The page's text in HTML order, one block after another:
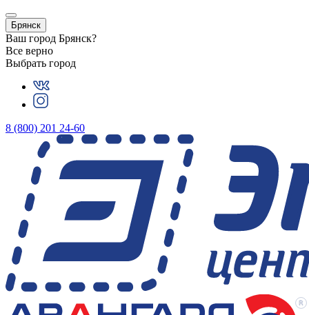
Брянск
Ваш город Брянск?
Все верно
Выбрать город
8 (800) 201 24-60